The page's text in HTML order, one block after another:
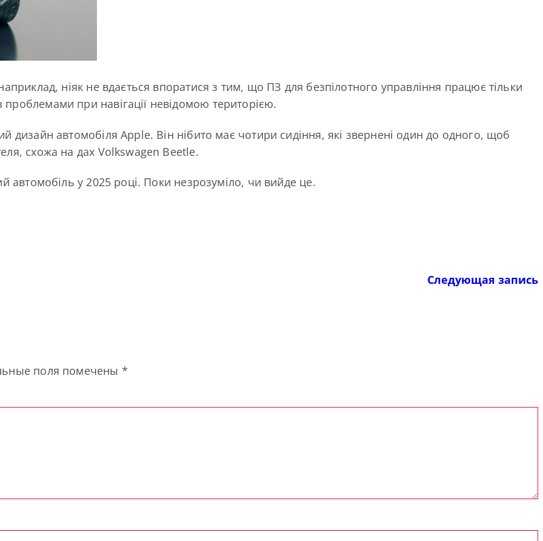
ніяк не вдається впоратися з тим, що ПЗ для безпілотного управління працює тільки
при навігації невідомою територією.
дизайн автомобіля Apple. Він нібито має чотири сидіння, які звернені один до одного, щоб
схожа на дах Volkswagen Beetle.
автомобіль у 2025 році. Поки незрозуміло, чи вийде це.
Следующая запись
поля помечены *